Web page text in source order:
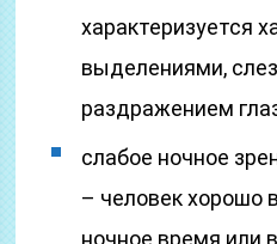
характеризуется
выделениями,
раздражением
слабое ночное
– человек хорошо
ночное время или